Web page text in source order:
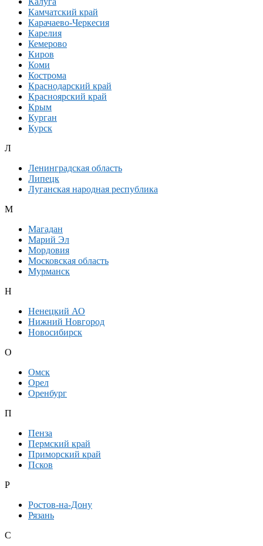
Камчатский край
Карачаево-Черкесия
Карелия
Кемерово
Киров
Коми
Кострома
Краснодарский край
Красноярский край
Крым
Курган
Курск
Л
Ленинградская область
Липецк
Луганская народная республика
М
Магадан
Марий Эл
Мордовия
Московская область
Мурманск
Н
Ненецкий АО
Нижний Новгород
Новосибирск
О
Омск
Орел
Оренбург
П
Пенза
Пермский край
Приморский край
Псков
Р
Ростов-на-Дону
Рязань
С